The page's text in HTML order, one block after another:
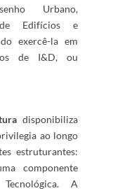
Urbano,
Edifícios e
exercê-la em
de I&D, ou
disponibiliza
ao longo
estruturantes:
componente
A